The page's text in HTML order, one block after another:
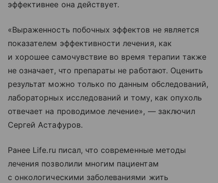
эффективнее она действует.
«Выраженность побочных эффектов не является
показателем эффективности лечения, как
и хорошее самочувствие во время терапии также
не означает, что препараты не работают. Оценить
результат можно только по данным обследований,
лабораторных исследований и тому, как опухоль
отвечает на проводимое лечение», — заключил
Сергей Астафуров.
Ранее Life.ru писал, что современные методы
лечения позволили многим пациентам
с онкологическими заболеваниями жить